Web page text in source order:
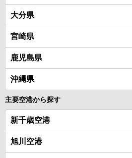
大分県
宮崎県
鹿児島県
沖縄県
主要空港から探す
新千歳空港
旭川空港